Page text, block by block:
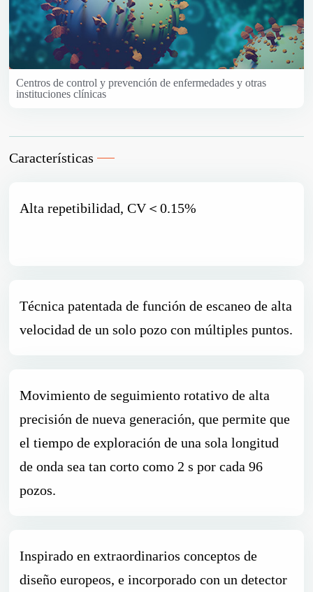
Centros de control y prevención de enfermedades y otras
instituciones clínicas
Características
Alta repetibilidad, CV＜0.15%
Técnica patentada de función de escaneo de alta
velocidad de un solo pozo con múltiples puntos.
Movimiento de seguimiento rotativo de alta
precisión de nueva generación, que permite que
el tiempo de exploración de una sola longitud
de onda sea tan corto como 2 s por cada 96
pozos.
Inspirado en extraordinarios conceptos de
diseño europeos, e incorporado con un detector